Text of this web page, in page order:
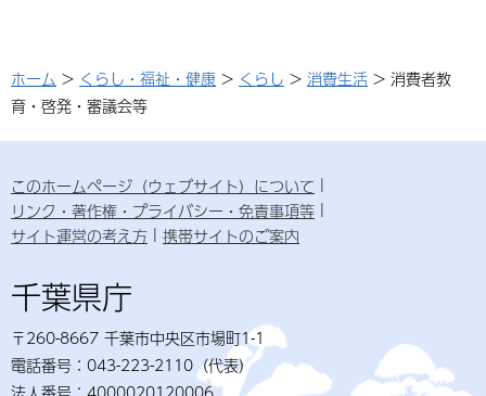
ホーム > くらし・福祉・健康 > くらし > 消費生活 > 消費者教
育・啓発・審議会等
このホームページ（ウェブサイト）について
リンク・著作権・プライバシー・免責事項等
サイト運営の考え方
携帯サイトのご案内
千葉県庁
〒260-8667 千葉市中央区市場町1-1
電話番号：043-223-2110（代表）